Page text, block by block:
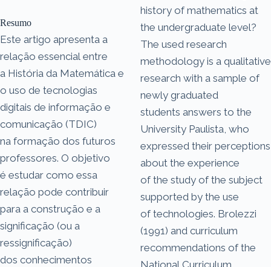
Resumo
Este artigo apresenta a
relação essencial entre
a História da Matemática e
o uso de tecnologias
digitais de informação e
comunicação (TDIC)
na formação dos futuros
professores. O objetivo
é estudar como essa
relação pode contribuir
para a construção e a
significação (ou a
ressignificação)
dos conhecimentos
history of mathematics at
the undergraduate level?
The used research
methodology is a qualitative
research with a sample of
newly graduated
students answers to the
University Paulista, who
expressed their perceptions
about the experience
of the study of the subject
supported by the use
of technologies. Brolezzi
(1991) and curriculum
recommendations of the
National Curriculum